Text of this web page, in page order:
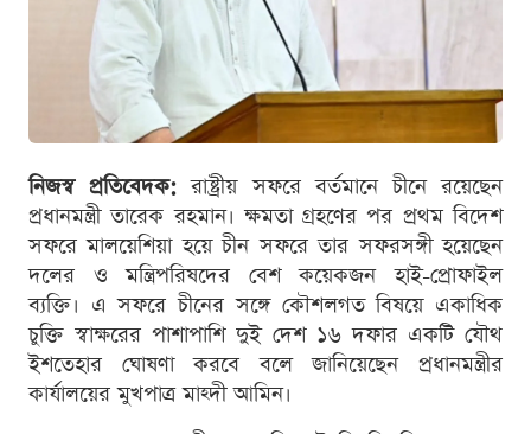
নিজস্ব প্রতিবেদক: রাষ্ট্রীয় সফরে বর্তমানে চীনে রয়েছেন
প্রধানমন্ত্রী তারেক রহমান। ক্ষমতা গ্রহণের পর প্রথম বিদেশ
সফরে মালয়েশিয়া হয়ে চীন সফরে তার সফরসঙ্গী হয়েছেন
দলের ও মন্ত্রিপরিষদের বেশ কয়েকজন হাই-প্রোফাইল
ব্যক্তি। এ সফরে চীনের সঙ্গে কৌশলগত বিষয়ে একাধিক
চুক্তি স্বাক্ষরের পাশাপাশি দুই দেশ ১৬ দফার একটি যৌথ
ইশতেহার ঘোষণা করবে বলে জানিয়েছেন প্রধানমন্ত্রীর
কার্যালয়ের মুখপাত্র মাহ্দী আমিন।